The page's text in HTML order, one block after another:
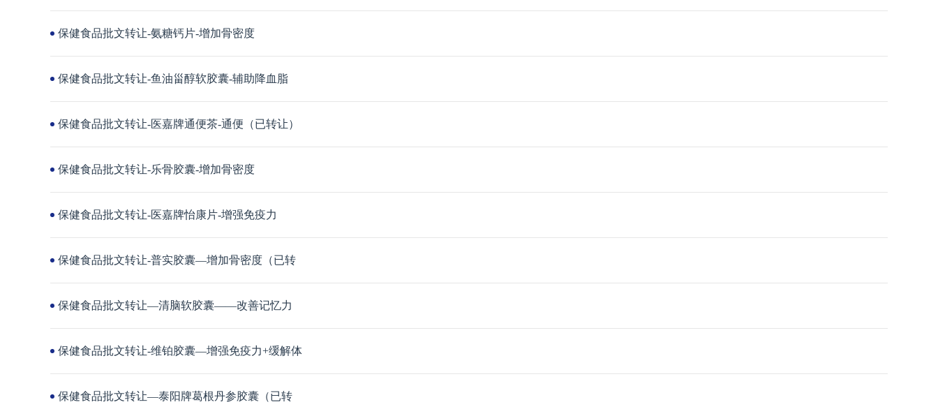
保健食品批文转让-氨糖钙片-增加骨密度
保健食品批文转让-鱼油甾醇软胶囊-辅助降血脂
保健食品批文转让-医嘉牌通便茶-通便（已转让）
保健食品批文转让-乐骨胶囊-增加骨密度
保健食品批文转让-医嘉牌怡康片-增强免疫力
保健食品批文转让-普实胶囊—增加骨密度（已转
保健食品批文转让—清脑软胶囊——改善记忆力
保健食品批文转让-维铂胶囊—增强免疫力+缓解体
保健食品批文转让—泰阳牌葛根丹参胶囊（已转